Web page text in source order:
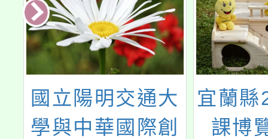
國立陽明交通大
學與中華國際創
宜蘭縣
課博